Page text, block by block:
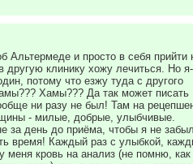
Альтермеде и просто в себя прийти
другую клинику хожу лечиться. Но
потому что езжу туда с другого
Хамы??? Да так может писать
ни разу не был! Там на
- милые, добрые, улыбчивые.
за день до приёма, чтобы я не
время! Каждый раз с улыбкой,
меня кровь на анализ (не помню, как